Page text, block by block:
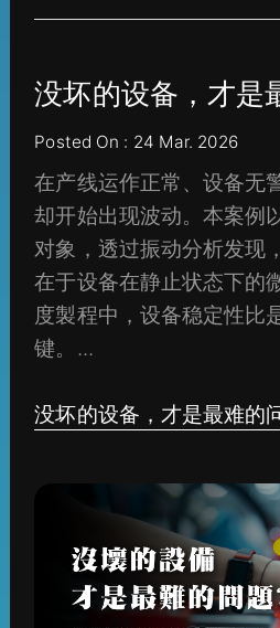
没坏的设备，才是
Posted On : 24 Mar. 2026
在产线运作正常、设备无
却开始出现波动。本案例
对象，透过振动分析发现
在于设备在静止状态下的
度製程中，设备稳定性比
键。...
没坏的设备，才是最难的